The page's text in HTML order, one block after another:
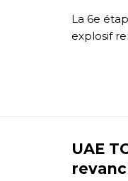
La 6e
explosif
UAE